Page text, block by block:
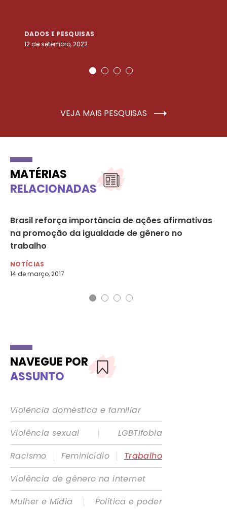
DADOS E PESQUISAS
12 de setembro, 2022
VEJA MAIS PESQUISAS
MATÉRIAS
RELACIONADAS
Brasil reforça importância de ações afirmativas
na promoção da igualdade de gênero no
trabalho
NOTÍCIAS
14 de março, 2017
NAVEGUE POR
ASSUNTO
Violência doméstica e familiar
Violência sexual
|
LGBTIfobia
Racismo
| Feminicídio |
Trabalho
Violência de gênero na internet
Mulher e Mídia
|
Política e poder